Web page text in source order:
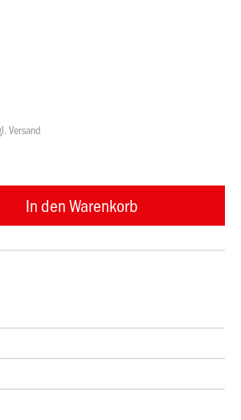
Versand
In den Warenkorb